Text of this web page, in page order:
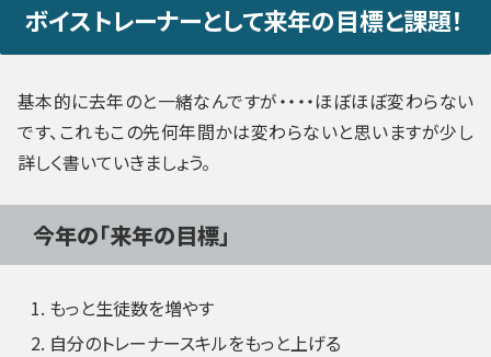
ボイストレーナーとして来年の目標と課題！
基本的に去年のと一緒なんですが・・・・ほぼほぼ変わらない
です、これもこの先何年間かは変わらないと思いますが少し
詳しく書いていきましょう。
今年の「来年の目標」
もっと生徒数を増やす
自分のトレーナースキルをもっと上げる